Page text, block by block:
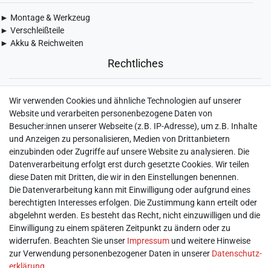
► Montage & Werkzeug
► Verschleißteile
► Akku & Reichweiten
Rechtliches
► Impressum
► Daten­schutz­erklärung
► AGB & Kundeninformation
► Barrierefreiheitserklärung
► Batterieentsorgung
► Kontakt
Mein Konto
► Registrieren
► Login
► Warenkorb
► Zur Kasse
Wir verwenden Cookies und ähnliche Technologien auf unserer
Website und verarbeiten personenbezogene Daten von
Besucher:innen unserer Webseite (z.B. IP-Adresse), um z.B. Inhalte
und Anzeigen zu personalisieren, Medien von Drittanbietern
einzubinden oder Zugriffe auf unsere Website zu analysieren. Die
Datenverarbeitung erfolgt erst durch gesetzte Cookies. Wir teilen
diese Daten mit Dritten, die wir in den Einstellungen benennen.
Die Datenverarbeitung kann mit Einwilligung oder aufgrund eines
berechtigten Interesses erfolgen. Die Zustimmung kann erteilt oder
abgelehnt werden. Es besteht das Recht, nicht einzuwilligen und die
Einwilligung zu einem späteren Zeitpunkt zu ändern oder zu
widerrufen. Beachten Sie unser Impressum und weitere Hinweise
zur Verwendung personenbezogener Daten in unserer Daten­schutz­